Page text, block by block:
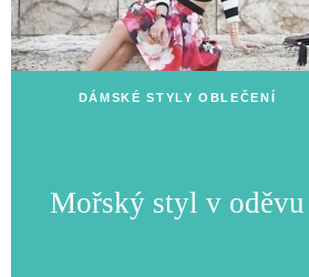
DÁMSKÉ STYLY OBLEČENÍ
Mořský styl v oděvu